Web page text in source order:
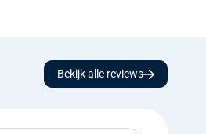
Bekijk alle reviews